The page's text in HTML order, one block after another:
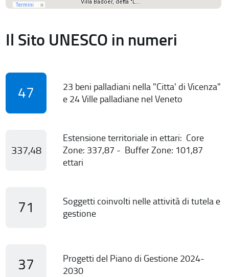
Il Sito UNESCO in numeri
47
23 beni palladiani nella "Citta' di Vicenza"
e 24 Ville palladiane nel Veneto
337,48
Estensione territoriale in ettari: Core
Zone: 337,87 - Buffer Zone: 101,87
ettari
71
Soggetti coinvolti nelle attività di tutela e
gestione
37
Progetti del Piano di Gestione 2024-
2030